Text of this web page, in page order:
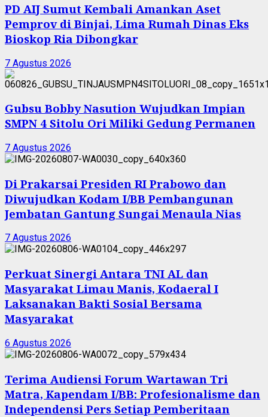
PD AIJ Sumut Kembali Amankan Aset
Pemprov di Binjai, Lima Rumah Dinas Eks
Bioskop Ria Dibongkar
7 Agustus 2026
Gubsu Bobby Nasution Wujudkan Impian
SMPN 4 Sitolu Ori Miliki Gedung Permanen
7 Agustus 2026
Di Prakarsai Presiden RI Prabowo dan
Diwujudkan Kodam I/BB Pembangunan
Jembatan Gantung Sungai Menaula Nias
7 Agustus 2026
Perkuat Sinergi Antara TNI AL dan
Masyarakat Limau Manis, Kodaeral I
Laksanakan Bakti Sosial Bersama
Masyarakat
6 Agustus 2026
Terima Audiensi Forum Wartawan Tri
Matra, Kapendam I/BB: Profesionalisme dan
Independensi Pers Setiap Pemberitaan